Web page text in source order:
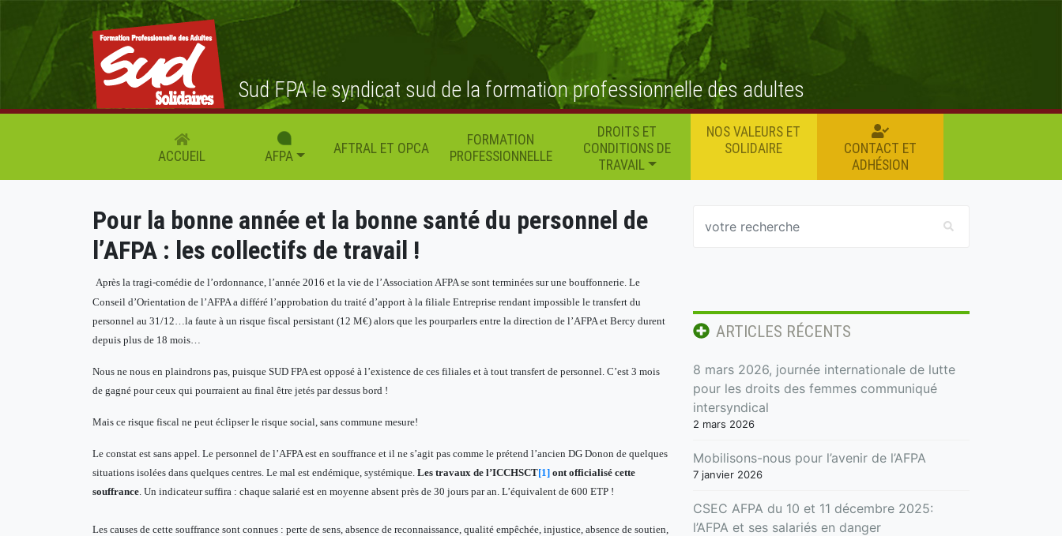
Sud FPA le syndicat sud de la formation professionnelle des adultes
ACCUEIL AFPA AFTRAL ET OPCA
FORMATION
PROFESSIONNELLE
DROITS ET
CONDITIONS DE
TRAVAIL
NOS VALEURS ET
SOLIDAIRE
CONTACT ET
ADHÉSION
Pour la bonne année et la bonne santé du personnel de
l’AFPA : les collectifs de travail !
Après la tragi-comédie de l’ordonnance, l’année 2016 et la vie de l’Association AFPA se sont terminées sur une bouffonnerie. Le
Conseil d’Orientation de l’AFPA a différé l’approbation du traité d’apport à la filiale Entreprise rendant impossible le transfert du
personnel au 31/12…la faute à un risque fiscal persistant (12 M€) alors que les pourparlers entre la direction de l’AFPA et Bercy durent
depuis plus de 18 mois…
Nous ne nous en plaindrons pas, puisque SUD FPA est opposé à l’existence de ces filiales et à tout transfert de personnel. C’est 3 mois
de gagné pour ceux qui pourraient au final être jetés par dessus bord !
Mais ce risque fiscal ne peut éclipser le risque social, sans commune mesure!
Le constat est sans appel. Le personnel de l’AFPA est en souffrance et il ne s’agit pas comme le prétend l’ancien DG Donon de quelques
situations isolées dans quelques centres. Le mal est endémique, systémique. Les travaux de l’ICCHSCT[1] ont officialisé cette
souffrance . Un indicateur suffira : chaque salarié est en moyenne absent près de 30 jours par an. L’équivalent de 600 ETP !
Les causes de cette souffrance sont connues : perte de sens, absence de reconnaissance, qualité empêchée, injustice, absence de soutien,
ARTICLES RÉCENTS
8 mars 2026, journée internationale de lutte
pour les droits des femmes communiqué
intersyndical
2 mars 2026
Mobilisons-nous pour l’avenir de l’AFPA
7 janvier 2026
CSEC AFPA du 10 et 11 décembre 2025:
l’AFPA et ses salariés en danger